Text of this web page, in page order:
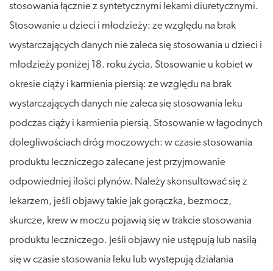
stosowania łącznie z syntetycznymi lekami diuretycznymi.
Stosowanie u dzieci i młodzieży: ze względu na brak
wystarczających danych nie zaleca się stosowania u dzieci i
młodzieży poniżej 18. roku życia. Stosowanie u kobiet w
okresie ciąży i karmienia piersią: ze względu na brak
wystarczających danych nie zaleca się stosowania leku
podczas ciąży i karmienia piersią. Stosowanie w łagodnych
dolegliwościach dróg moczowych: w czasie stosowania
produktu leczniczego zalecane jest przyjmowanie
odpowiedniej ilości płynów. Należy skonsultować się z
lekarzem, jeśli objawy takie jak gorączka, bezmocz,
skurcze, krew w moczu pojawią się w trakcie stosowania
produktu leczniczego. Jeśli objawy nie ustępują lub nasilą
się w czasie stosowania leku lub występują działania